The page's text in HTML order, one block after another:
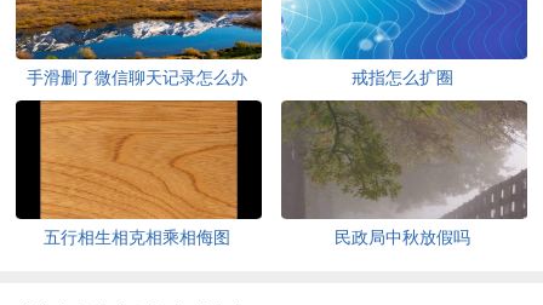
手滑删了微信聊天记录怎么办 戒指怎么扩圈
五行相生相克相乘相侮图 民政局中秋放假吗